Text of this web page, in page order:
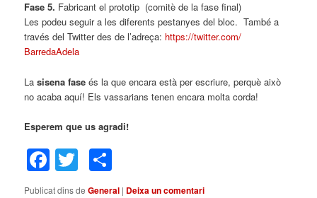
Fase 5. Fabricant el prototip (comitè de la fase final)
Les podeu seguir a les diferents pestanyes del bloc. També a
través del Twitter des de l’adreça: https://twitter.com/
BarredaAdela
Lasisena fase és la que encara està per escriure, perquè això
no acaba aquí! Els vassarians tenen encara molta corda!
Esperem que us agradi!
Facebook
Twitter
Publicat dins de General | Deixa un comentari